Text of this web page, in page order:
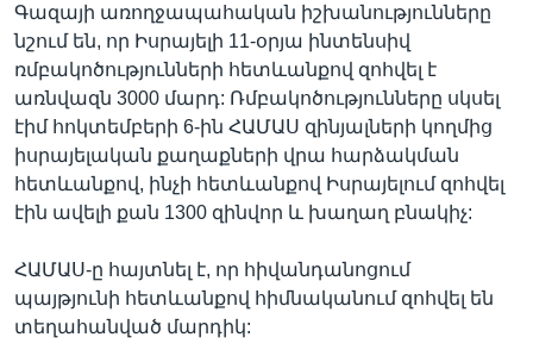
Գազայի առողջապահական իշխանությունները
նշում են, որ Իսրայելի 11-օրյա ինտենսիվ
ռմբակոծությունների հետևանքով զոհվել է
առնվազն 3000 մարդ: Ռմբակոծությունները սկսել
էիմ հոկտեմբերի 6-ին ՀԱՄԱՍ զինյալների կողմից
իսրայելական քաղաքների վրա հարձակման
հետևանքով, ինչի հետևանքով Իսրայելում զոհվել
էին ավելի քան 1300 զինվոր և խաղաղ բնակիչ:
ՀԱՄԱՍ-ը հայտնել է, որ հիվանդանոցում
պայթյունի հետևանքով հիմնականում զոհվել են
տեղահանված մարդիկ: